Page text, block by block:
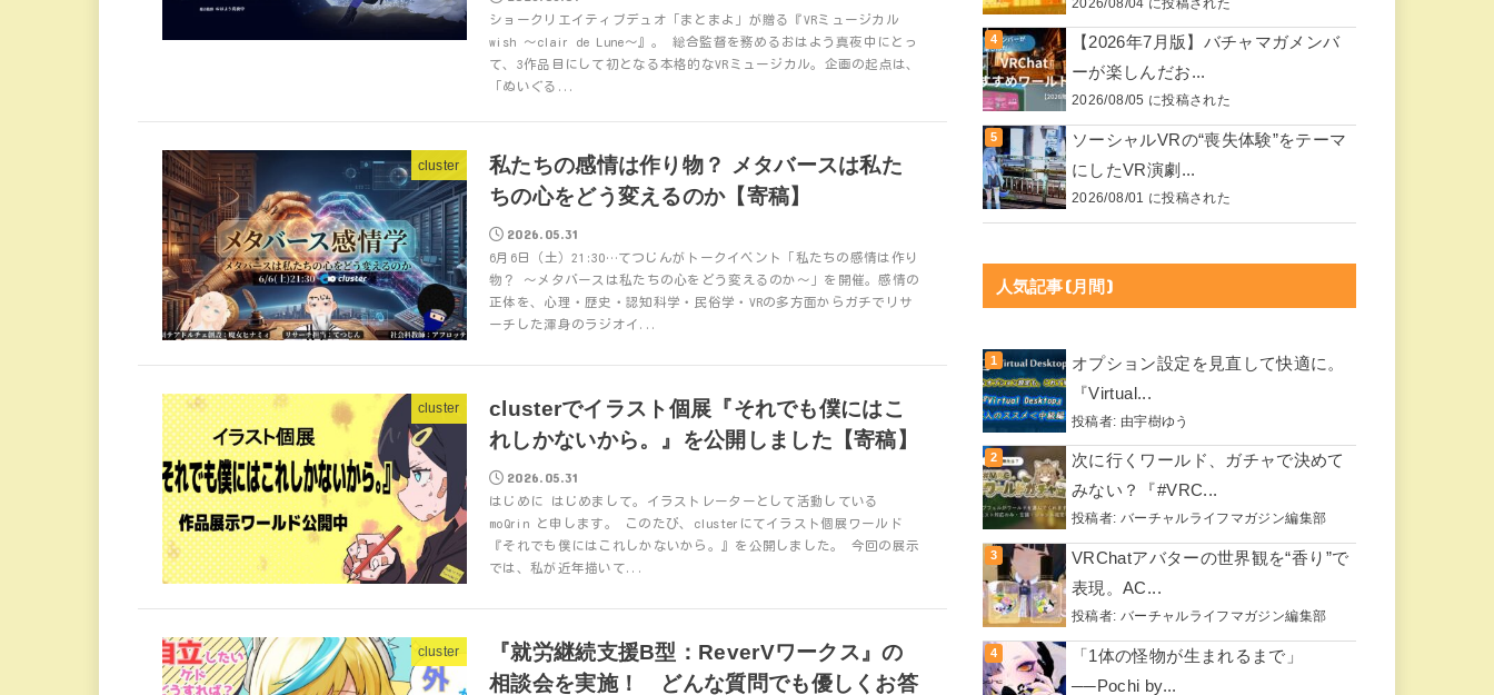
ショークリエイティブデュオ「まとまよ」が贈る『VRミュージカル
wish ～clair de Lune～』。 総合監督を務めるおはよう真夜中にとっ
て、3作品目にして初となる本格的なVRミュージカル。企画の起点は、
「ぬいぐる...
cluster
私たちの感情は作り物？ メタバースは私た
ちの心をどう変えるのか【寄稿】
2026.05.31
6月6日（土）21:30…てつじんがトークイベント「私たちの感情は作り
物？ ～メタバースは私たちの心をどう変えるのか～」を開催。感情の
正体を、心理・歴史・認知科学・民俗学・VRの多方面からガチでリサ
ーチした渾身のラジオイ...
cluster
clusterでイラスト個展『それでも僕にはこ
れしかないから。』を公開しました【寄稿】
2026.05.31
はじめに はじめまして。イラストレーターとして活動している
moQrin と申します。 このたび、clusterにてイラスト個展ワールド
『それでも僕にはこれしかないから。』を公開しました。 今回の展示
では、私が近年描いて...
cluster
『就労継続支援B型：ReverVワークス』の
相談会を実施！ どんな質問でも優しくお答
【2026年7月版】バチャマガメンバ
ーが楽しんだお...
2026/08/05 に投稿された
ソーシャルVRの“喪失体験”をテーマ
にしたVR演劇...
2026/08/01 に投稿された
人気記事(月間)
オプション設定を見直して快適に。
『Virtual...
投稿者: 由宇樹ゆう
次に行くワールド、ガチャで決めて
みない？『#VRC...
投稿者: バーチャルライフマガジン編集部
VRChatアバターの世界観を“香り”で
表現。AC...
投稿者: バーチャルライフマガジン編集部
「1体の怪物が生まれるまで」
──Pochi by...